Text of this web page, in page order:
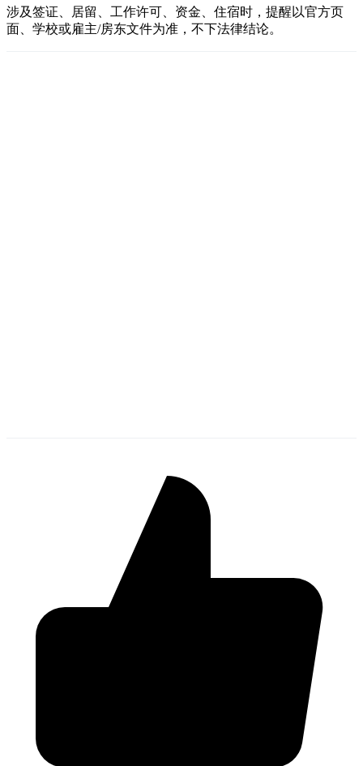
涉及签证、居留、工作许可、资金、住宿时，提醒以官方页
面、学校或雇主/房东文件为准，不下法律结论。